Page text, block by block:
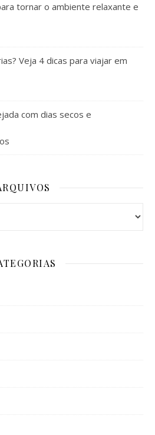
tornar o ambiente relaxante e
Veja 4 dicas para viajar em
com dias secos e